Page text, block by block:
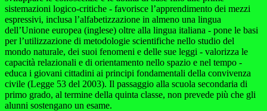
sistemazioni logico-critiche - favorisce l’apprendimento dei mezzi
espressivi, inclusa l’alfabetizzazione in almeno una lingua
dell’Unione europea (inglese) oltre alla lingua italiana - pone le basi
per l’utilizzazione di metodologie scientifiche nello studio del
mondo naturale, dei suoi fenomeni e delle sue leggi - valorizza le
capacità relazionali e di orientamento nello spazio e nel tempo -
educa i giovani cittadini ai principi fondamentali della convivenza
civile (Legge 53 del 2003). Il passaggio alla scuola secondaria di
primo grado, al termine della quinta classe, non prevede più che gli
alunni sostengano un esame.